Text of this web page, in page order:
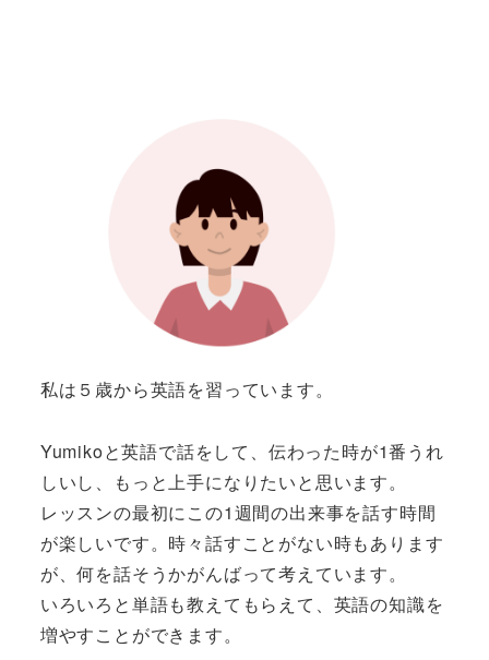
私は５歳から英語を習っています。
Yumikoと英語で話をして、伝わった時が1番うれ
しいし、もっと上手になりたいと思います。
レッスンの最初にこの1週間の出来事を話す時間
が楽しいです。時々話すことがない時もあります
が、何を話そうかがんばって考えています。
いろいろと単語も教えてもらえて、英語の知識を
増やすことができます。